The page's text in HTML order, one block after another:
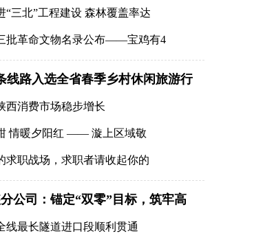
赛鸣枪开跑 逾万名跑者“穿越”古都感受文化魅力
“三北”工程建设 森林覆盖率达
批革命文物名录公布——宝鸡有4
线路入选全省春季乡村休闲旅游行
西消费市场稳步增长
情暖夕阳红 —— 漩上区域敬
求职战场，求职者请收起你的
公司：锚定“双零”目标，筑牢高
线最长隧道进口段顺利贯通